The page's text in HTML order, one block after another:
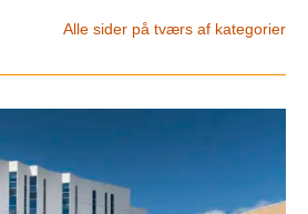
Alle sider på tværs af kategorier